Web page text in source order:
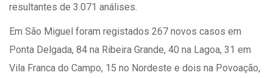
resultantes de 3.071 análises.
Em São Miguel foram registados 267 novos casos em
Ponta Delgada, 84 na Ribeira Grande, 40 na Lagoa, 31 em
Vila Franca do Campo, 15 no Nordeste e dois na Povoação,